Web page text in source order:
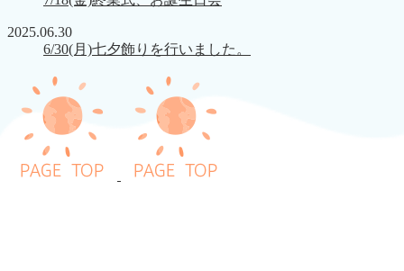
2025.06.30
6/30(月)七夕飾りを行いました。